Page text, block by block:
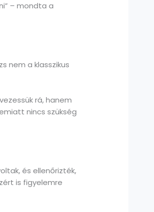
– mondta a
nem a klasszikus
rá, hanem
nincs szükség
és ellenőrizték,
is figyelemre